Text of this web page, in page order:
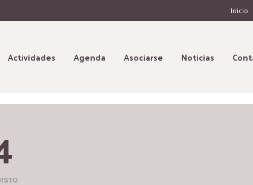
Inicio
Actividades Agenda Asociarse Noticias